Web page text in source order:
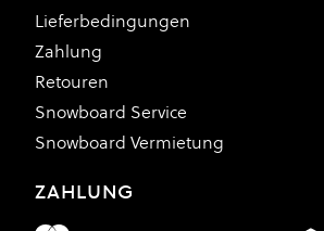
Lieferbedingungen
Zahlung
Retouren
Snowboard Service
Snowboard Vermietung
ZAHLUNG